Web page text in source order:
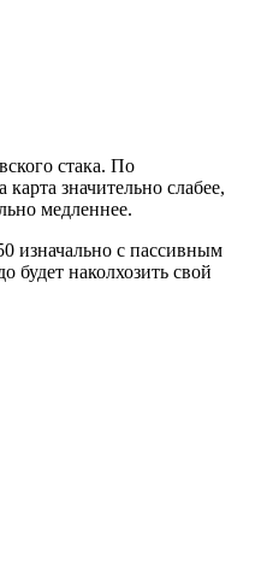
стака. По
значительно слабее,
медленнее.
изначально с пассивным
будет наколхозить свой